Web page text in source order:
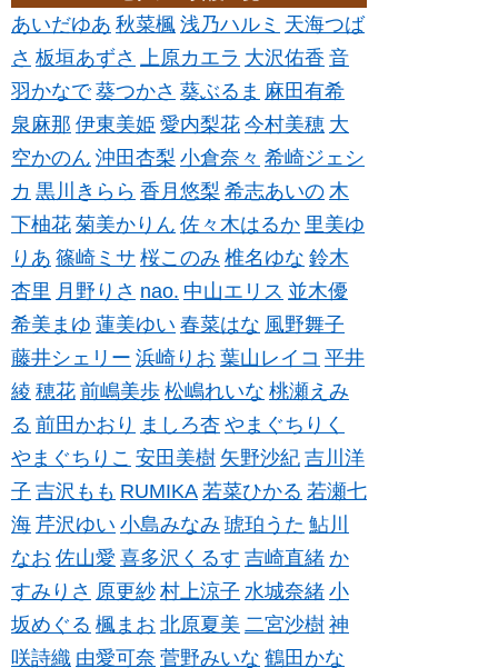
あいだゆあ 秋菜楓 浅乃ハルミ 天海つば
さ 板垣あずさ 上原カエラ 大沢佑香 音
羽かなで 葵つかさ 葵ぶるま 麻田有希
泉麻那 伊東美姫 愛内梨花 今村美穂 大
空かのん 沖田杏梨 小倉奈々 希崎ジェシ
カ 黒川きらら 香月悠梨 希志あいの 木
下柚花 菊美かりん 佐々木はるか 里美ゆ
りあ 篠崎ミサ 桜このみ 椎名ゆな 鈴木
杏里 月野りさ nao. 中山エリス 並木優
希美まゆ 蓮美ゆい 春菜はな 風野舞子
藤井シェリー 浜崎りお 葉山レイコ 平井
綾 穂花 前嶋美歩 松嶋れいな 桃瀬えみ
る 前田かおり ましろ杏 やまぐちりく
やまぐちりこ 安田美樹 矢野沙紀 吉川洋
子 吉沢もも RUMIKA 若菜ひかる 若瀬七
海 芹沢ゆい 小島みなみ 琥珀うた 鮎川
なお 佐山愛 喜多沢くるす 吉崎直緒 か
すみりさ 原更紗 村上涼子 水城奈緒 小
坂めぐる 楓まお 北原夏美 二宮沙樹 神
咲詩織 由愛可奈 菅野みいな 鶴田かな